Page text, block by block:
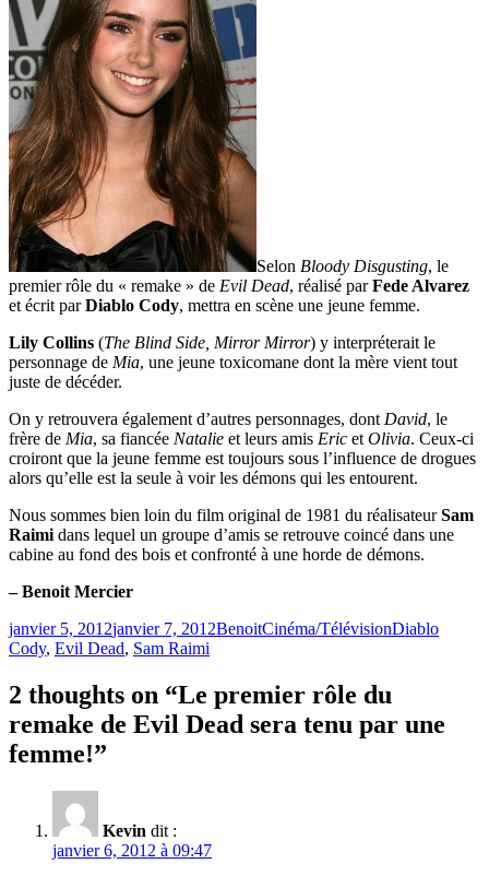
Selon Bloody Disgusting, le
premier rôle du « remake » de Evil Dead, réalisé parFede Alvarez
et écrit parDiablo Cody, mettra en scène une jeune femme.
Lily Collins (The Blind Side, Mirror Mirror) y interpréterait le
personnage de Mia, une jeune toxicomane dont la mère vient tout
juste de décéder.
On y retrouvera également d’autres personnages, dont David, le
frère de Mia, sa fiancée Natalie et leurs amis Eric et Olivia. Ceux-ci
croiront que la jeune femme est toujours sous l’influence de drogues
alors qu’elle est la seule à voir les démons qui les entourent.
Nous sommes bien loin du film original de 1981 du réalisateurSam
Raimi dans lequel un groupe d’amis se retrouve coincé dans une
cabine au fond des bois et confronté à une horde de démons.
– Benoit Mercier
Publié
le
janvier 5, 2012janvier 7, 2012BenoitCatégories
Cinéma/TélévisionÉtiquettes
Diablo
Cody, Evil Dead, Sam Raimi
2 thoughts on “Le premier rôle du
remake de Evil Dead sera tenu par une
femme!”
Kevin dit :
janvier 6, 2012 à 09:47